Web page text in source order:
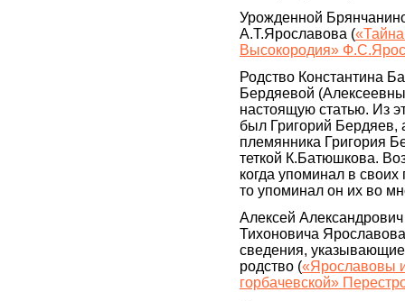
Урожденной
А.Т.Ярославова (
Высокородия»
Родство Константина
Бердяевой
настоящую статью. Из
был Григорий Бердяев,
племянника Григория
теткой К.Батюшкова.
когда упоминал в
то упоминал он их во
Алексей
Тихоновича
сведения,
родство («Ярославовы
горбачевской»